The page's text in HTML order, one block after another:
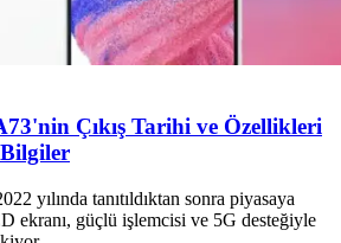
Çıkış Tarihi ve Özellikleri
yılında tanıtıldıktan sonra piyasaya
ekranı, güçlü işlemcisi ve 5G desteğiyle